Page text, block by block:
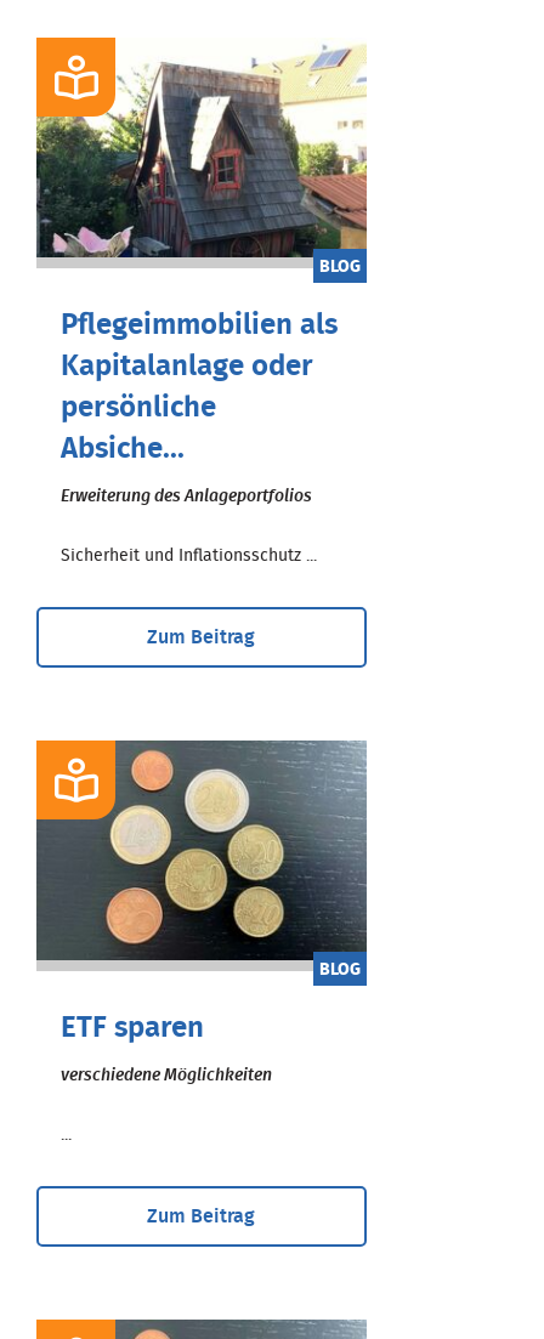
BLOG
Pflegeimmobilien als
Kapitalanlage oder
persönliche
Absiche...
Erweiterung des Anlageportfolios
Sicherheit und Inflationsschutz ...
Zum Beitrag
BLOG
ETF sparen
verschiedene Möglichkeiten
Zum Beitrag